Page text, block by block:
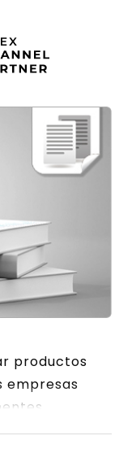
productos
empresas
es la